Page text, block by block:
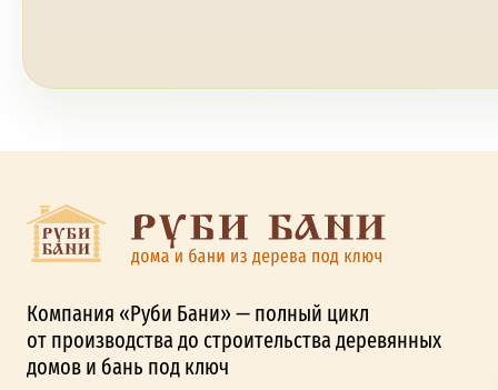
Компания «Руби Бани» — полный цикл
от производства до строительства деревянных
домов и бань под ключ